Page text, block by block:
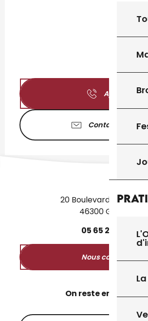
Appeler
Contactez-nous
20 Boulevard des
46300 Gourdon
05 65 27 50
Nous contacter
On reste en contact ?